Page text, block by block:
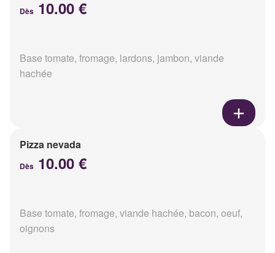
Dès 10.00 €
Base tomate, fromage, lardons, jambon, viande
hachée
Pizza nevada
Dès 10.00 €
Base tomate, fromage, viande hachée, bacon, oeuf,
oignons